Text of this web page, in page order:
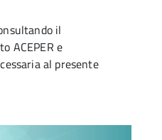
il
ACEPER e
al presente